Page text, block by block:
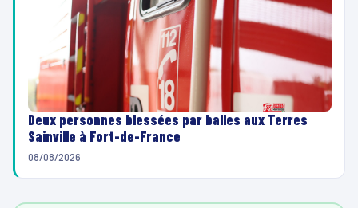
Deux personnes blessées par balles aux Terres
Sainville à Fort-de-France
08/08/2026